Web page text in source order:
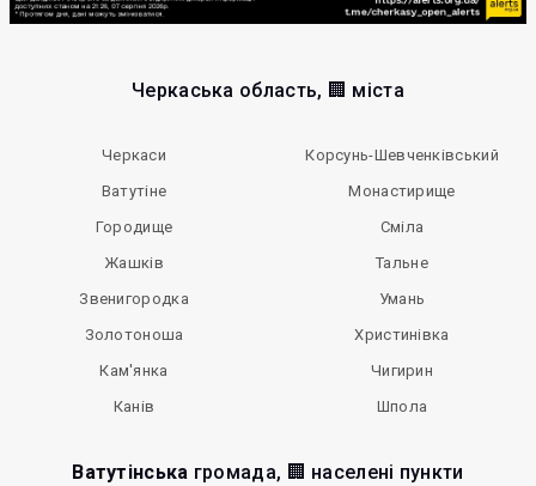
Черкаська область, 🏢 міста
Черкаси
Ватутіне
Городище
Жашків
Звенигородка
Золотоноша
Кам'янка
Канів
Корсунь-Шевченківський
Монастирище
Сміла
Тальне
Умань
Христинівка
Чигирин
Шпола
Ватутінська громада, 🏢 населені пункти